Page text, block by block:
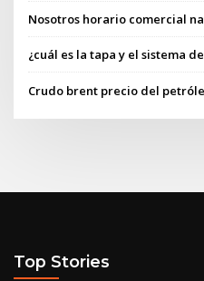
Nosotros horario comercial
¿cuál es la tapa y el sistema
Crudo brent precio del
Top Stories